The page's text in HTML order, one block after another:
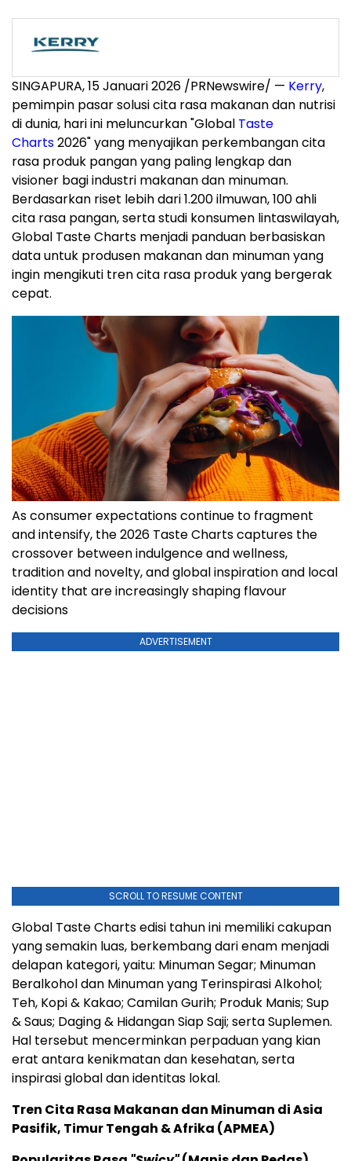
SINGAPURA,15 Januari 2026 /PRNewswire/ — Kerry,
pemimpin pasar solusi cita rasa makanan dan nutrisi
di dunia, hari ini meluncurkan "Global Taste
Charts2026" yang menyajikan perkembangan cita
rasa produk pangan yang paling lengkap dan
visioner bagi industri makanan dan minuman.
Berdasarkan riset lebih dari 1.200 ilmuwan, 100 ahli
cita rasa pangan, serta studi konsumen lintaswilayah,
Global Taste Charts menjadi panduan berbasiskan
data untuk produsen makanan dan minuman yang
ingin mengikuti tren cita rasa produk yang bergerak
cepat.
As consumer expectations continue to fragment
and intensify, the 2026 Taste Charts captures the
crossover between indulgence and wellness,
tradition and novelty, and global inspiration and local
identity that are increasingly shaping flavour
decisions
ADVERTISEMENT
SCROLL TO RESUME CONTENT
Global Taste Charts edisi tahun ini memiliki cakupan
yang semakin luas, berkembang dari enam menjadi
delapan kategori, yaitu: Minuman Segar; Minuman
Beralkohol dan Minuman yang Terinspirasi Alkohol;
Teh, Kopi & Kakao; Camilan Gurih; Produk Manis; Sup
& Saus; Daging & Hidangan Siap Saji; serta Suplemen.
Hal tersebut mencerminkan perpaduan yang kian
erat antara kenikmatan dan kesehatan, serta
inspirasi global dan identitas lokal.
Tren Cita Rasa Makanan dan Minuman di Asia
Pasifik, Timur Tengah & Afrika (APMEA)